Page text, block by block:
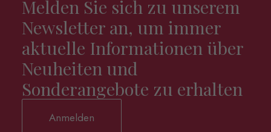
Melden Sie sich zu unserem
Newsletter an, um immer
aktuelle Informationen über
Neuheiten und
Sonderangebote zu erhalten
Anmelden